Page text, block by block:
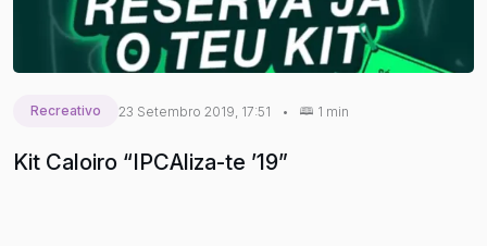
Recreativo 23 Setembro 2019, 17:51 • 1 min
Kit Caloiro “IPCAliza-te ’19”